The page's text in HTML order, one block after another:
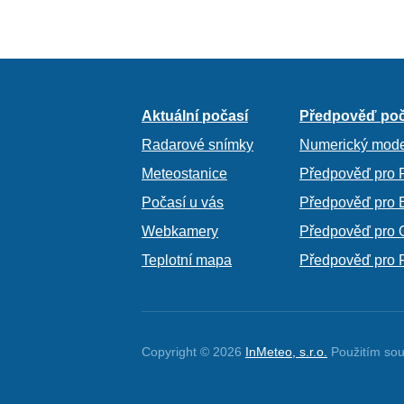
Aktuální počasí
Radarové snímky
Meteostanice
Počasí u vás
Webkamery
Teplotní mapa
Předpověď
Numerický
Předpověď pro
Předpověď pro
Předpověď pro
Předpověď pro
Copyright © 2026 InMeteo, s.r.o. Použitím